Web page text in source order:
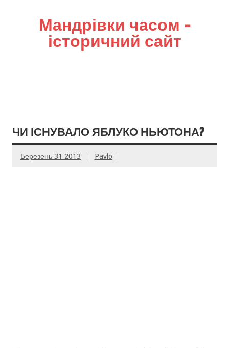
Мандрівки часом –
історичний сайт
ЧИ ІСНУВАЛО ЯБЛУКО НЬЮТОНА?
Березень 31 2013 Pavlo